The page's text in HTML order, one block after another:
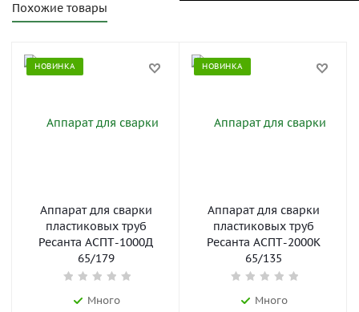
Похожие товары
НОВИНКА
Аппарат для сварки
пластиковых труб
Ресанта АСПТ-1000Д
65/179
Много
НОВИНКА
Аппарат для сварки
пластиковых труб
Ресанта АСПТ-2000К
65/135
Много